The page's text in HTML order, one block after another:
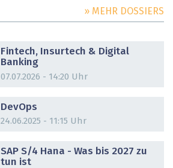
» MEHR DOSSIERS
Fintech, Insurtech & Digital
Banking
07.07.2026 - 14:20 Uhr
DevOps
24.06.2025 - 11:15 Uhr
SAP S/4 Hana - Was bis 2027 zu
tun ist